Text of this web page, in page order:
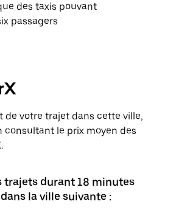
des taxis pouvant
passagers
de votre trajet dans cette ville,
consultant le prix moyen des
trajets durant 18 minutes
la ville suivante :